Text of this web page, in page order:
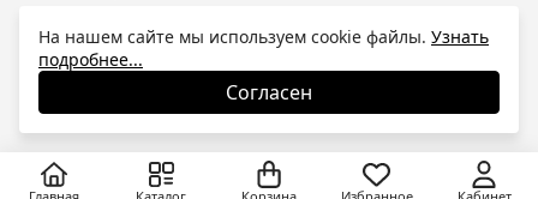
ресурсе применяютсярекомендательные технологии(информационные
технологии предоставления информации на основе сбора, систематизации и
анализа сведений, относящихся к предпочтениям пользователей сети
«Интернет», находящихся на территории Российской Федерации).
На нашем сайте мы используем cookie файлы. Узнать
подробнее...
Согласен